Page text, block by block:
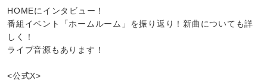
HOMEにインタビュー！
番組イベント「ホームルーム」を振り返り！新曲についても詳
しく！
ライブ音源もあります！
<公式X>